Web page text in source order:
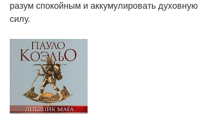
разум спокойным и аккумулировать духовную
силу.